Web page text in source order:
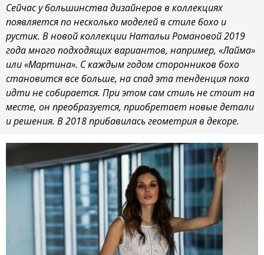
Сейчас у большинства дизайнеров в коллекциях
появляется по несколько моделей в стиле бохо и
рустик. В новой коллекции Натальи Романовой 2019
года много подходящих вариантов, например, «Лайма»
или «Мартина». С каждым годом сторонников бохо
становится все больше, на спад эта тенденция пока
идти не собирается. При этом сам стиль не стоит на
месте, он преобразуется, приобретает новые детали
и решения. В 2018 прибавилась геометрия в декоре.